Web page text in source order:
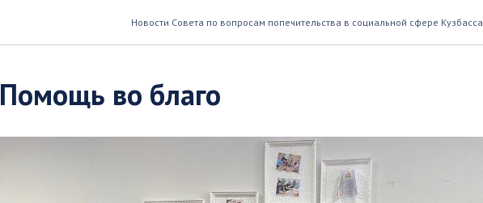
Новости Совета по вопросам попечительства в социальной сфере Кузбасса
Помощь во благо